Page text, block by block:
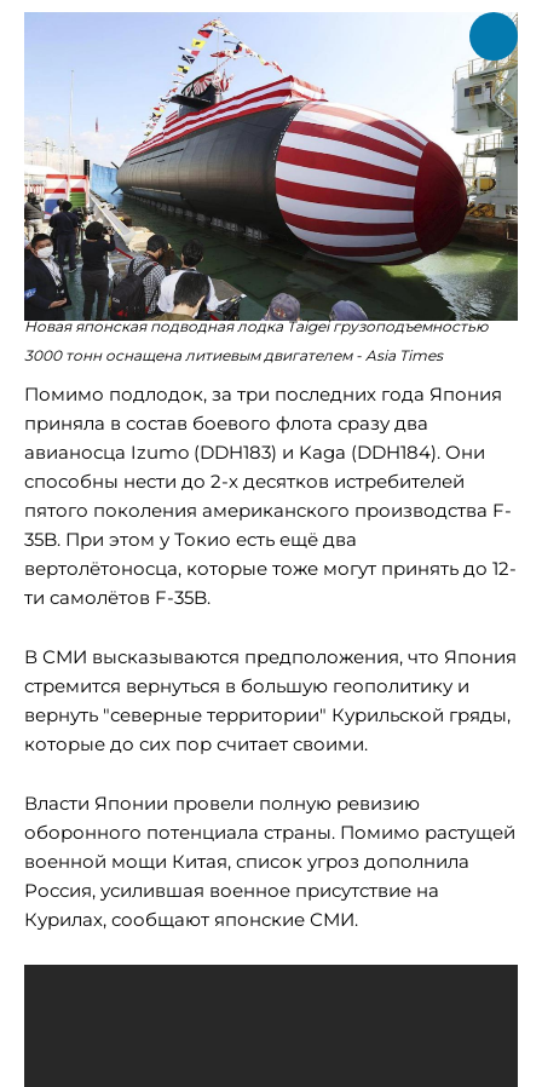
Новая японская подводная лодка Taigei грузоподъемностью
3000 тонн оснащена литиевым двигателем - Asia Times
Помимо подлодок, за три последних года Япония
приняла в состав боевого флота сразу два
авианосца Izumo (DDH183) и Kaga (DDH184). Они
способны нести до 2-х десятков истребителей
пятого поколения американского производства F-
35B. При этом у Токио есть ещё два
вертолётоносца, которые тоже могут принять до 12-
ти самолётов F-35B.
В СМИ высказываются предположения, что Япония
стремится вернуться в большую геополитику и
вернуть "северные территории" Курильской гряды,
которые до сих пор считает своими.
Власти Японии провели полную ревизию
оборонного потенциала страны. Помимо растущей
военной мощи Китая, список угроз дополнила
Россия, усилившая военное присутствие на
Курилах, сообщают японские СМИ.